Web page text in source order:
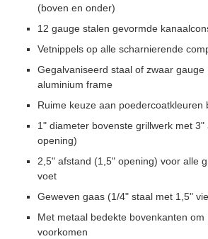
(boven en onder)
12 gauge stalen gevormde
Vetnippels op alle scharnierende
Gegalvaniseerd staal of zwaar gauge
aluminium frame
Ruime keuze aan poedercoatkleuren
1" diameter bovenste grillwerk met 3"
opening)
2,5" afstand (1,5" opening) voor alle
voet
Geweven gaas (1/4" staal met 1,5"
Met metaal bedekte bovenkanten om
voorkomen